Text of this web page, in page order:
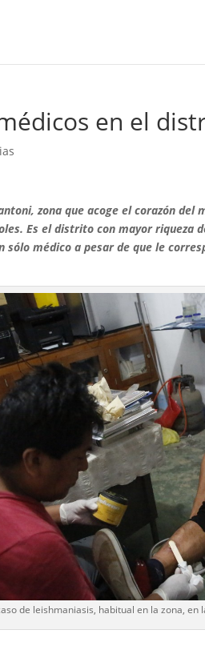
en el
zona que acoge el corazón del
Es el distrito con mayor riqueza
sólo médico a pesar de que le
de leishmaniasis, habitual en la zona, en